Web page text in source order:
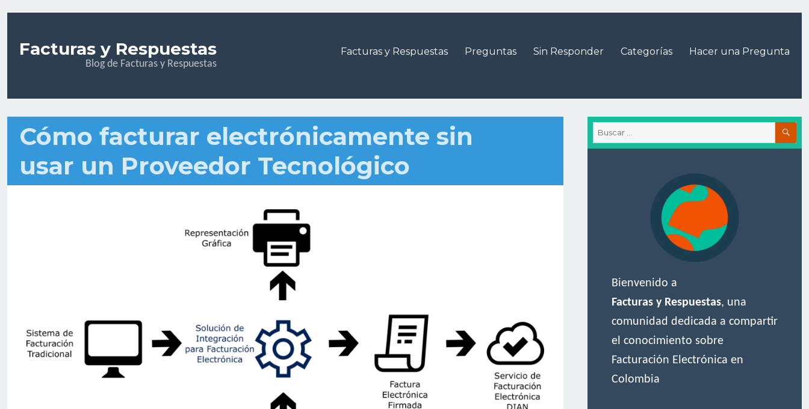
Facturas y Respuestas
Blog de Facturas y Respuestas
Facturas y Respuestas Preguntas Sin Responder Categorías Hacer una Pregunta
Cómo facturar electrónicamente sin
usar un Proveedor Tecnológico
Buscar
por:
Bienvenido a
Facturas y Respuestas, una
comunidad dedicada a compartir
el conocimiento sobre
Facturación Electrónica en
Colombia